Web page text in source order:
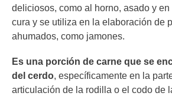
deliciosos, como al horno, asado y
cura y se utiliza en la elaboración de
ahumados, como jamones.
Es una porción de carne que se
del cerdo, específicamente en la
articulación de la rodilla o el codo de